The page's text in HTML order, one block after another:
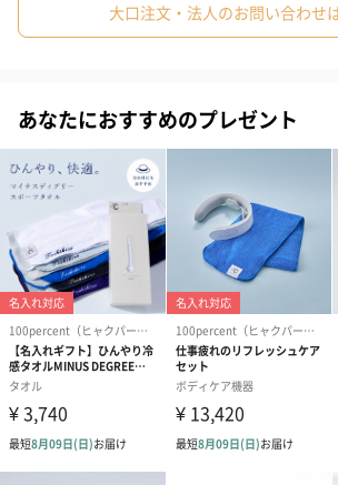
About
が使用していた天候予測機です。樟脳（クス
タノール等をガラス菅に密封して作られてお
応して起きる結晶を観察する事で、航海に役
た。ジュール・ヴェルヌの小説「海底二万マ
ーチラス号にも設置されています。
その後の科学の発展に伴い、実際には結晶化
多い事がわかり、 いまだ詳細は研究途上です
しての実用は難しいですが、 季節によって
日々変化する結晶の様子を「Tempo Drop」
い。
大口注文・法人のお問い合わせ
あなたにおすすめのプレゼント